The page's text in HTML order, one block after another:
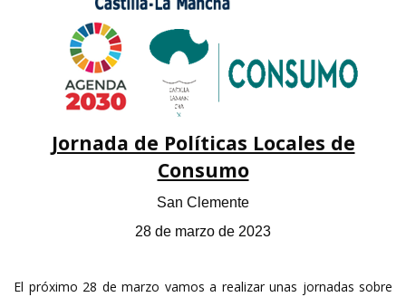
Jornada de Políticas Locales de
Consumo
San Clemente
28 de marzo de 2023
El próximo 28 de marzo vamos a realizar unas jornadas sobre